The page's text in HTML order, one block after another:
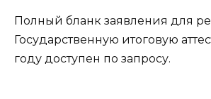
Полный бланк заявления для
Государственную итоговую
году доступен по запросу.